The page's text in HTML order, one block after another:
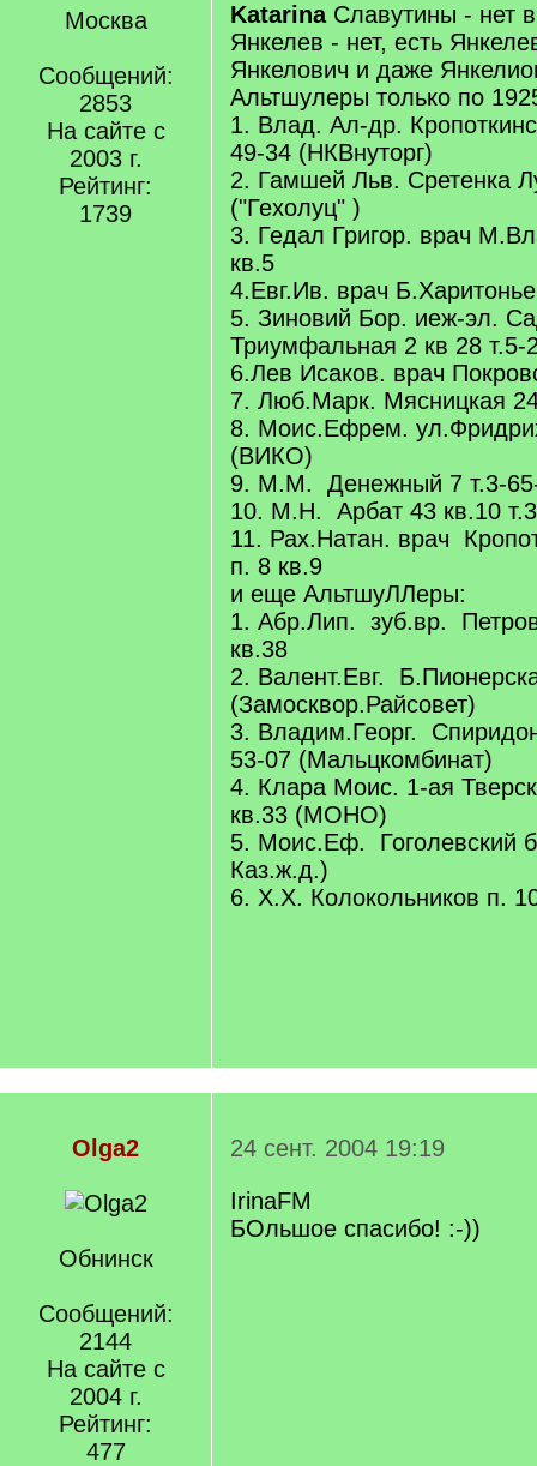
Москва
Сообщений:
2853
На сайте с
2003 г.
Рейтинг:
1739
KatarinaСлавутины - нет в
Янкелев - нет, есть
Янкелович и даже
Альтшулеры только по
1. Влад. Ал-др.
49-34 (НКВнуторг)
2. Гамшей Льв. Сретенка
("Гехолуц" )
3. Гедал Григор. врач
кв.5
4.Евг.Ив. врач
5. Зиновий Бор. иеж-эл.
Триумфальная 2 кв 28
6.Лев Исаков. врач
7. Люб.Марк. Мясницкая
8. Моис.Ефрем.
(ВИКО)
9. М.М. Денежный 7 т.3-
10. М.Н. Арбат 43 кв.10
11. Рах.Натан. врач
п. 8 кв.9
и еще АльтшуЛЛеры:
1. Абр.Лип. зуб.вр.
кв.38
2. Валент.Евг.
(Замосквор.Райсовет)
3. Владим.Георг.
53-07 (Мальцкомбинат)
4. Клара Моис. 1-ая
кв.33 (МОНО)
5. Моис.Еф. Гоголевский
Каз.ж.д.)
6. Х.Х. Колокольников п.
Olga2
Обнинск
Сообщений:
2144
На сайте с
2004 г.
Рейтинг:
477
24 сент. 2004 19:19
IrinaFM
БОльшое спасибо! :-))